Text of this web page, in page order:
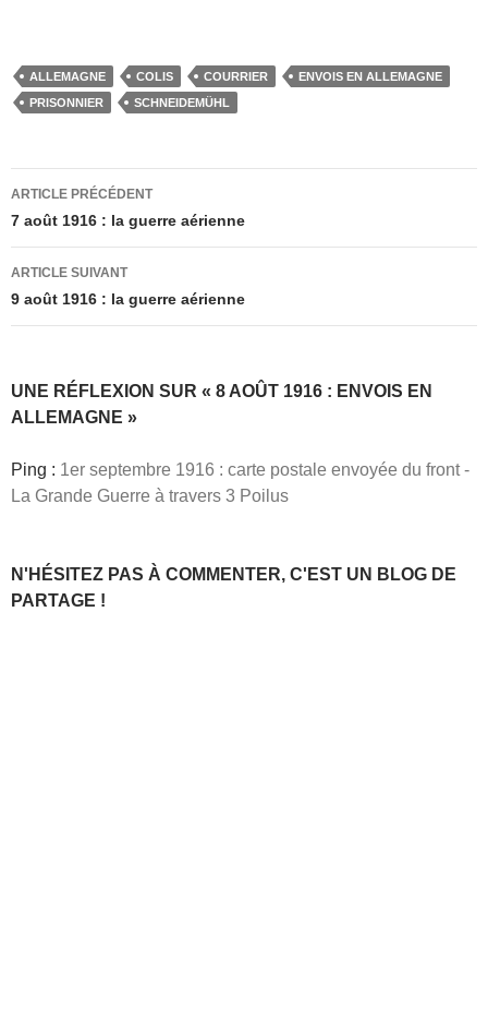
ALLEMAGNE COLIS COURRIER
ENVOIS EN ALLEMAGNE
PRISONNIER
SCHNEIDEMÜHL
Navigation
des
articles
ARTICLE PRÉCÉDENT
7 août 1916 : la guerre aérienne
ARTICLE SUIVANT
9 août 1916 : la guerre aérienne
UNE RÉFLEXION SUR « 8 AOÛT 1916 : ENVOIS EN
ALLEMAGNE »
Ping : 1er septembre 1916 : carte postale envoyée du front -
La Grande Guerre à travers 3 Poilus
N'HÉSITEZ PAS À COMMENTER, C'EST UN BLOG DE
PARTAGE !